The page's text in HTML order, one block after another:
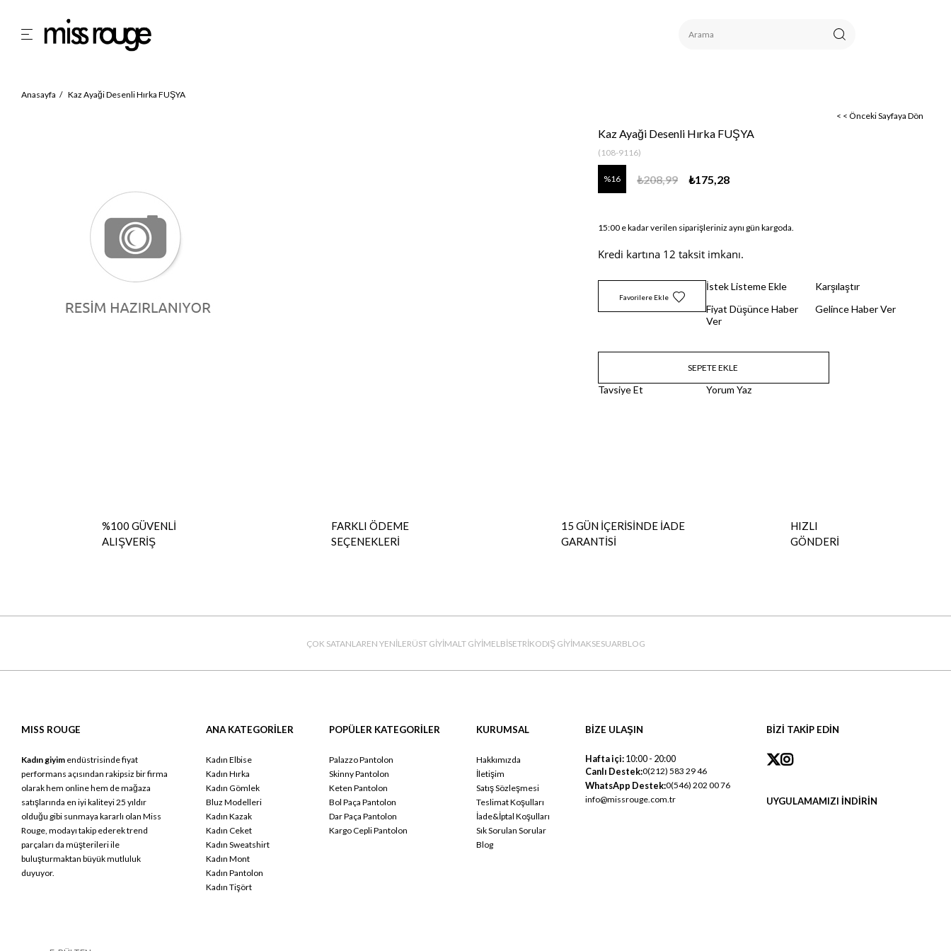
Anasayfa
Kaz Ayaği Desenli Hırka FUŞYA
< < Önceki Sayfaya Dön
Kaz Ayaği Desenli Hırka FUŞYA
(108-9116)
16 ₺208,99 ₺175,28
15:00 e kadar verilen siparişleriniz aynı gün kargoda.
Kredi kartına 12 taksit imkanı.
Favorilere Ekle
İstek Listeme Ekle
Karşılaştır
Fiyat Düşünce Haber
Ver
Gelince Haber Ver
Tavsiye Et Yorum Yaz
%100 GÜVENLİ
ALIŞVERİŞ
FARKLI ÖDEME
SEÇENEKLERİ
15 GÜN İÇERİSİNDE İADE
GARANTİSİ
HIZLI
GÖNDERİ
ÇOK SATANLAREN YENİLERÜST GİYİMALT GİYİMELBİSETRİKODIŞ GİYİMAKSESUARBLOG
MISS ROUGE
Kadın giyim endüstrisinde fiyat
performans açısından rakipsiz bir firma
olarak hem online hem de mağaza
satışlarında en iyi kaliteyi 25 yıldır
olduğu gibi sunmaya kararlı olan Miss
Rouge, modayı takip ederek trend
parçaları da müşterileri ile
buluşturmaktan büyük mutluluk
duyuyor.
ANA KATEGORİLER
Kadın Elbise
Kadın Hırka
Kadın Gömlek
Bluz Modelleri
Kadın Kazak
Kadın Ceket
Kadın Sweatshirt
Kadın Mont
Kadın Pantolon
Kadın Tişört
POPÜLER KATEGORİLER
Palazzo Pantolon
Skinny Pantolon
Keten Pantolon
Bol Paça Pantolon
Dar Paça Pantolon
Kargo Cepli Pantolon
KURUMSAL
Hakkımızda
İletişim
Satış Sözleşmesi
Teslimat Koşulları
İade&İptal Koşulları
Sık Sorulan Sorular
Blog
BİZE ULAŞIN
Hafta içi:10:00 - 20:00
Canlı Destek:0(212) 583 29 46
WhatsApp Destek:0(546) 202 00 76
info@missrouge.com.tr
BİZİ TAKİP EDİN
UYGULAMAMIZI İNDİRİN